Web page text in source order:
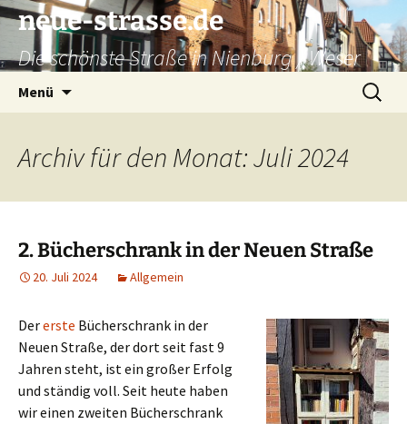
neue-strasse.de
Die schönste Straße in Nienburg / Weser
Menü
Suchen
nach:
Archiv für den Monat: Juli 2024
2. Bücherschrank in der Neuen Straße
20. Juli 2024 Allgemein
Dererste Bücherschrank in der
Neuen Straße, der dort seit fast 9
Jahren steht, ist ein großer Erfolg
und ständig voll. Seit heute haben
wir einen zweiten Bücherschrank